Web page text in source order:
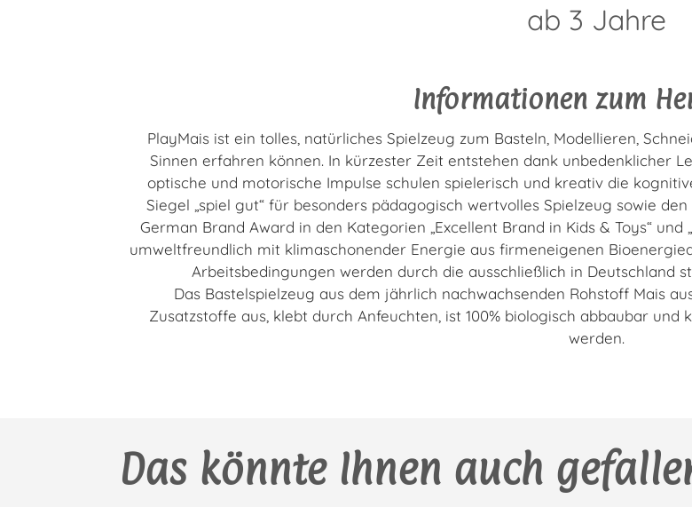
ab 3 Jahre
Informationen zum
PlayMais ist ein tolles, natürliches Spielzeug zum Basteln, Modellieren,
Sinnen erfahren können. In kürzester Zeit entstehen dank unbedenklicher
optische und motorische Impulse schulen spielerisch und kreativ die
Siegel „spiel gut“ für besonders pädagogisch wertvolles Spielzeug sowie
German Brand Award in den Kategorien „Excellent Brand in Kids & Toys“ und
umweltfreundlich mit klimaschonender Energie aus firmeneigenen
Arbeitsbedingungen werden durch die ausschließlich in Deutschland
Das Bastelspielzeug aus dem jährlich nachwachsenden Rohstoff Mais
Zusatzstoffe aus, klebt durch Anfeuchten, ist 100% biologisch abbaubar
werden.
Das könnte Ihnen auch